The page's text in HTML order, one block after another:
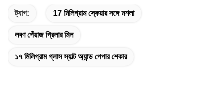
ট্যাগ: 17 মিলিগ্রাম স্কেয়ার সঙ্গে মশলা
লবণ পেঁয়াজ গ্রিলার মিল
১৭ মিলিগ্রাম গ্লাস স্যাল্ট অ্যান্ড পেপার শেকার